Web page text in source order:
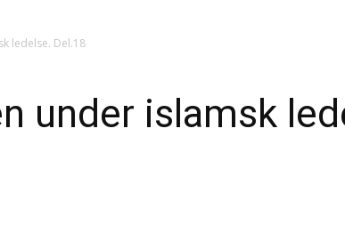
ledelse. Del.18
under islamsk